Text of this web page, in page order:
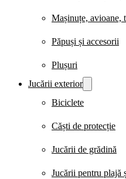
Mașinuțe, avioane,
Păpuși și accesorii
Plușuri
Jucării exterior
Biciclete
Căști de protecție
Jucării de grădină
Jucării pentru plajă